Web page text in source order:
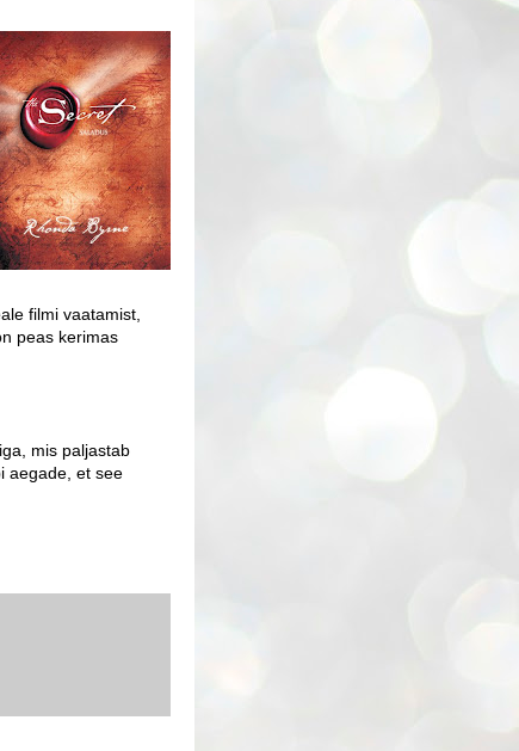
filmi vaatamist,
peas kerimas
mis paljastab
aegade, et see